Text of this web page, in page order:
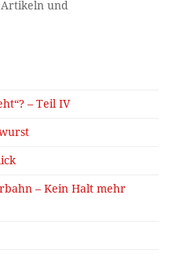
– Teil IV
– Kein Halt mehr